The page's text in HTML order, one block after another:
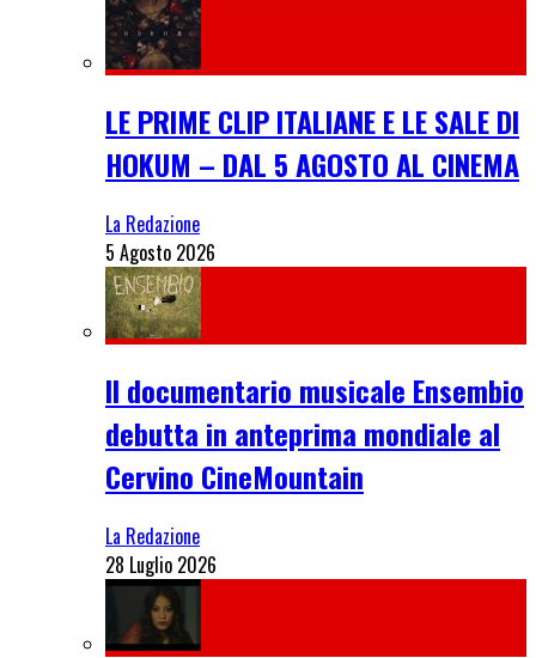
LE PRIME CLIP ITALIANE E LE SALE DI
HOKUM – DAL 5 AGOSTO AL CINEMA
La Redazione
5 Agosto 2026
Il documentario musicale Ensembio
debutta in anteprima mondiale al
Cervino CineMountain
La Redazione
28 Luglio 2026